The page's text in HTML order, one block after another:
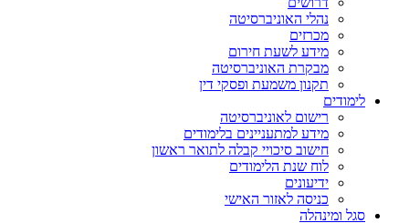
נהלי האוניברסיטה
מכרזים
מידע לשעת חירום
מבקרת האוניברסיטה
תקנון משמעת ופסקי דין
לימודים
רישום לאוניברסיטה
מידע למתעניינים בלימודים
חישוב סיכויי קבלה לתואר ראשון
לוח שנת הלימודים
ידיעונים
כניסה לאזור האישי
סגל ומינהלה